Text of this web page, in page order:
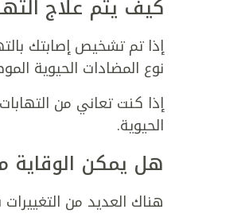
كيف يتم علاج
إذا تم تشخيص إصابتك
نوع المضادات الحيوية
إذا كنت تعاني من
الحيوية.
هل يمكن الوقاية
هناك العديد من